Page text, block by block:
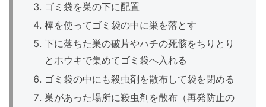
ゴミ袋を巣の下に配置
棒を使ってゴミ袋の中に巣を落とす
下に落ちた巣の破片やハチの死骸をちりとり
とホウキで集めてゴミ袋へ入れる
ゴミ袋の中にも殺虫剤を散布して袋を閉める
巣があった場所に殺虫剤を散布（再発防止の